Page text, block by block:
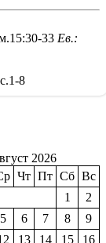
33 Ев.:
8
2026
Чт Пт Сб Вс
1
2
5 6 7 8
9
13 14 15 16